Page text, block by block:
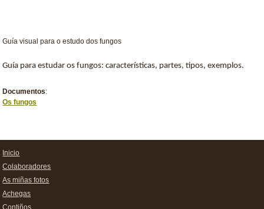
Guía visual para o estudo dos fungos
Guía para estudar os fungos: características, partes, tipos, exemplos.
Documentos:
Os fungos
Inicio
Colaboradores
As miñas fotos
Achegas
Contiños